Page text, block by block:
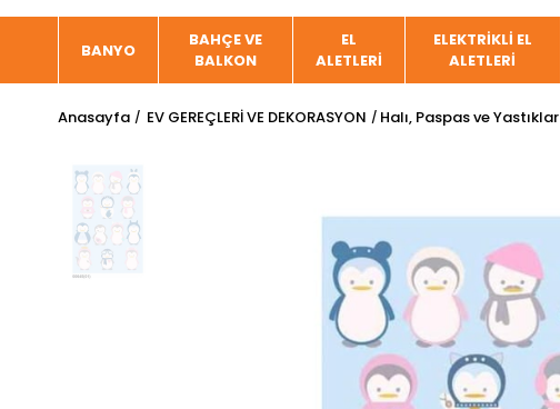
BANYO
BAHÇE VE
BALKON
EL
ALETLERİ
ELEKTRİKLİ EL
ALETLERİ
Anasayfa EV GEREÇLERİ VE DEKORASYON Halı, Paspas ve Yastıklar